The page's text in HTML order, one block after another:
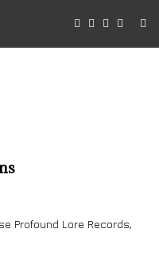
Profound Lore Records,